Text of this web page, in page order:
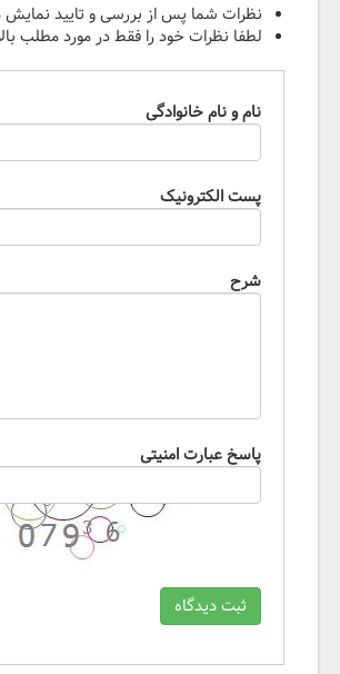
نظرات شما پس از بررسی و تایید
لطفا نظرات خود را فقط در مورد مطلب
نام و نام خانوادگی
پست الکترونیک
شرح
پاسخ عبارت امنیتی
ثبت دیدگاه